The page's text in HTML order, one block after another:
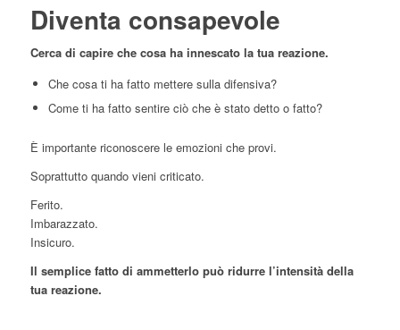
Diventa consapevole
Cerca di capire che cosa ha innescato la tua reazione.
Che cosa ti ha fatto mettere sulla difensiva?
Come ti ha fatto sentire ciò che è stato detto o fatto?
È importante riconoscere le emozioni che provi.
Soprattutto quando vieni criticato.
Ferito.
Imbarazzato.
Insicuro.
Il semplice fatto di ammetterlo può ridurre l’intensità della
tua reazione.